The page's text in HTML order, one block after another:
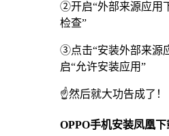
②开启“外部来源应用
检查”
③点击“安装外部来源
启“允许安装应用”
☝️然后就大功告成了！
OPPO手机安装凤凰下